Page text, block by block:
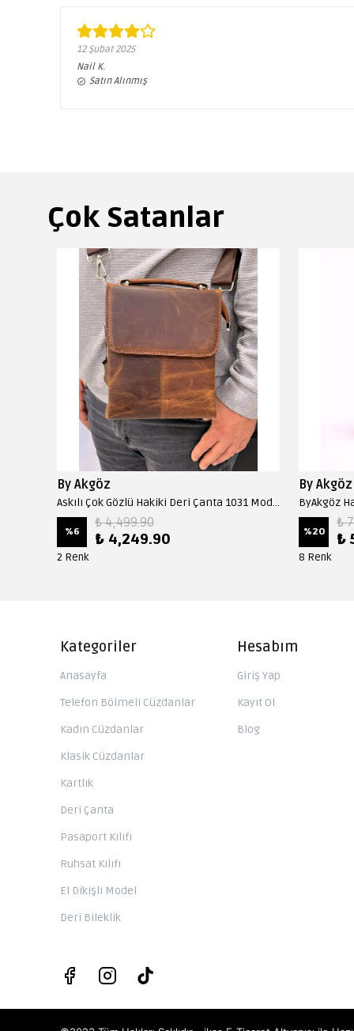
12 Şubat 2025
Nail K.
Satın Alınmış
Çok Satanlar
By Akgöz
Askılı Çok Gözlü Hakiki Deri Çanta 1031 Model - Fındık
%6
₺ 4,499.90
₺ 4,249.90
2 Renk
By Akgöz
%20
₺
₺
8 Renk
Kategoriler
Anasayfa
Telefon Bölmeli Cüzdanlar
Kadın Cüzdanlar
Klasik Cüzdanlar
Kartlık
Deri Çanta
Pasaport Kılıfı
Ruhsat Kılıfı
El Dikişli Model
Deri Bileklik
Hesabım
Giriş Yap
Kayıt Ol
Blog